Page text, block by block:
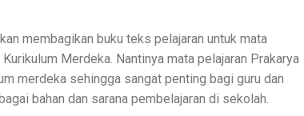
membagikan buku teks pelajaran untuk mata
Merdeka. Nantinya mata pelajaran Prakarya
merdeka sehingga sangat penting bagi guru dan
bahan dan sarana pembelajaran di sekolah.